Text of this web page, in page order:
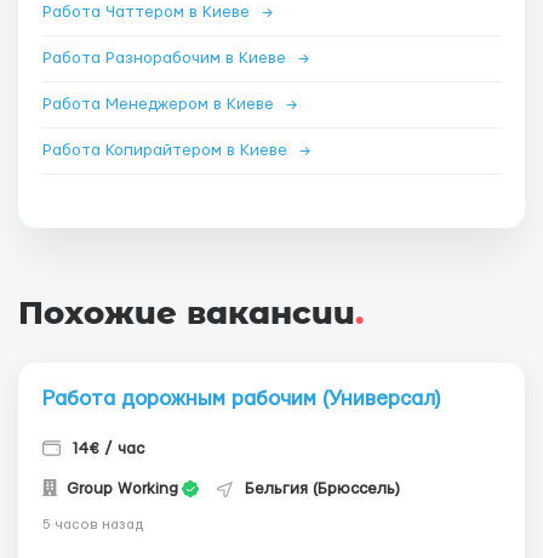
Работа Чаттером в Киеве →
Работа Разнорабочим в Киеве →
Работа Менеджером в Киеве →
Работа Копирайтером в Киеве →
Похожие вакансии.
Работа дорожным рабочим (Универсал)
14€ / час
Group Working Бельгия (Брюссель)
5 часов назад